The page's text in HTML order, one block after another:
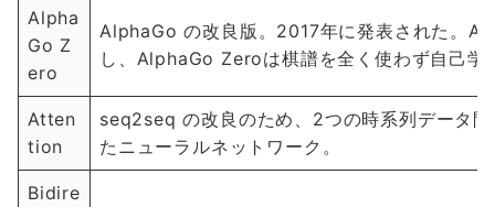
Alpha
Go Z
ero
AlphaGo の改良版。2017年に発表された。
し、AlphaGo Zeroは棋譜を全く使わず自己
Atten
tion
seq2seq の改良のため、2つの時系列データ
たニューラルネットワーク。
Bidire